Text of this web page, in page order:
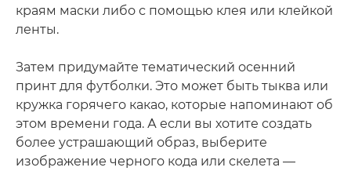
краям маски либо с помощью клея или клейкой
ленты.
Затем придумайте тематический осенний
принт для футболки. Это может быть тыква или
кружка горячего какао, которые напоминают об
этом времени года. А если вы хотите создать
более устрашающий образ, выберите
изображение черного кода или скелета —